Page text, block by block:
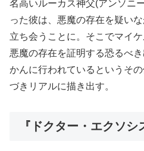
名高いルーカス神父(アンソニ
った彼は、悪魔の存在を疑い
立ち会うことに。そこでマイ
悪魔の存在を証明する恐るべ
かんに行われているというそ
づきリアルに描き出す。
『ドクター・エクソ